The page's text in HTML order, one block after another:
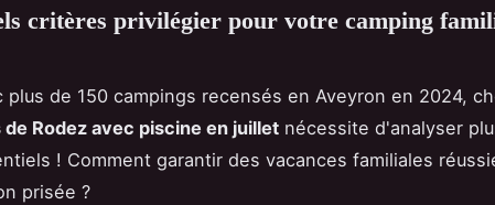
critères privilégier pour votre camping
plus de 150 campings recensés en Aveyron en 2024,
de Rodez avec piscine en juillet nécessite d'analyser
! Comment garantir des vacances familiales
prisée ?